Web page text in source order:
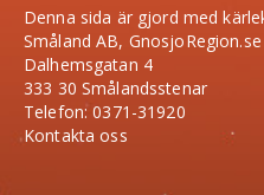
Denna sida är gjord med
Småland AB, GnosjoRegion.se
Dalhemsgatan 4
333 30 Smålandsstenar
Telefon: 0371-31920
Kontakta oss